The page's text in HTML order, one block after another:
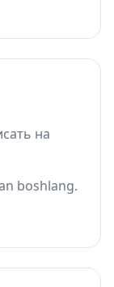
на
boshlang.